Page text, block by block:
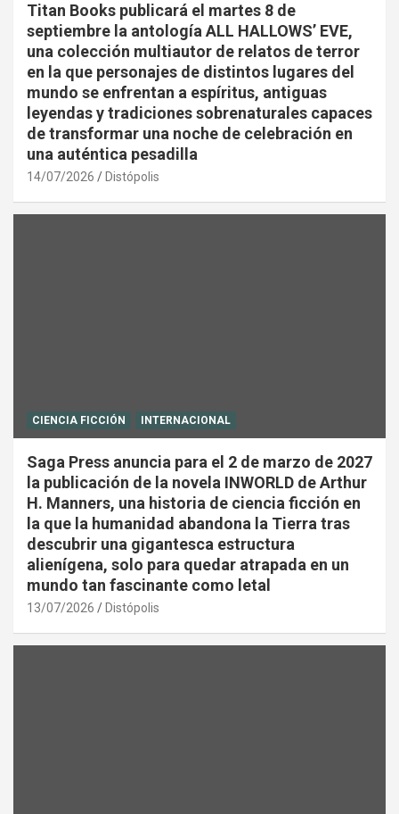
Titan Books publicará el martes 8 de
septiembre la antología ALL HALLOWS’ EVE,
una colección multiautor de relatos de terror
en la que personajes de distintos lugares del
mundo se enfrentan a espíritus, antiguas
leyendas y tradiciones sobrenaturales capaces
de transformar una noche de celebración en
una auténtica pesadilla
14/07/2026 Distópolis
CIENCIA FICCIÓN INTERNACIONAL
Saga Press anuncia para el 2 de marzo de 2027
la publicación de la novela INWORLD de Arthur
H. Manners, una historia de ciencia ficción en
la que la humanidad abandona la Tierra tras
descubrir una gigantesca estructura
alienígena, solo para quedar atrapada en un
mundo tan fascinante como letal
13/07/2026 Distópolis